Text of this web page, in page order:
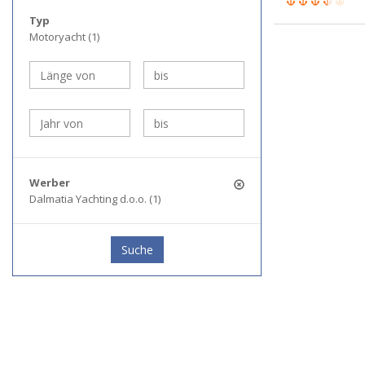
Typ
Motoryacht (1)
Werber
Dalmatia Yachting d.o.o. (1)
Suche